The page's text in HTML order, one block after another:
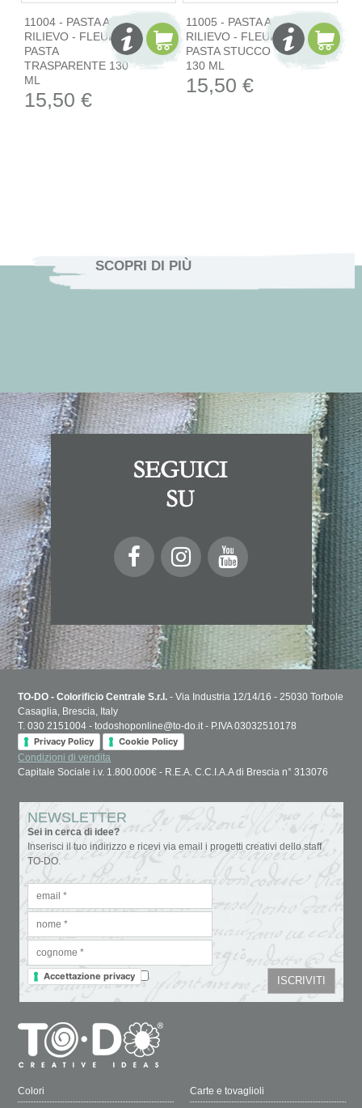
11004 - PASTA A
RILIEVO - FLEUR
PASTA
TRASPARENTE 130
ML
15,50 €
11005 - PASTA A
RILIEVO - FLEUR
PASTA STUCCO
130 ML
15,50 €
SCOPRI DI PIÙ
TO-DO - Colorificio Centrale S.r.l. - Via Industria 12/14/16 - 25030 Torbole
Casaglia, Brescia, Italy
T. 030 2151004 - todoshoponline@to-do.it - P.IVA 03032510178
Privacy Policy
Cookie Policy
Condizioni di vendita
Capitale Sociale i.v. 1.800.000€ - R.E.A. C.C.I.A.A di Brescia n° 313076
NEWSLETTER
Sei in cerca di idee?
Inserisci il tuo indirizzo e ricevi via email i progetti creativi dello staff
TO-DO.
Accettazione privacy
Colori
Carte e tovaglioli